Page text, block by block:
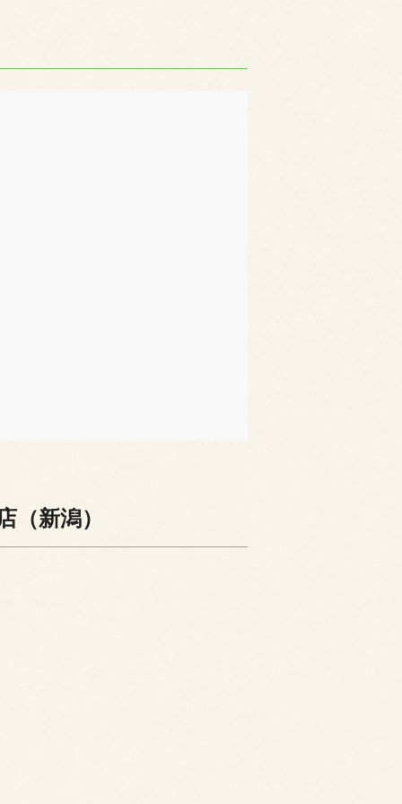
（新潟）